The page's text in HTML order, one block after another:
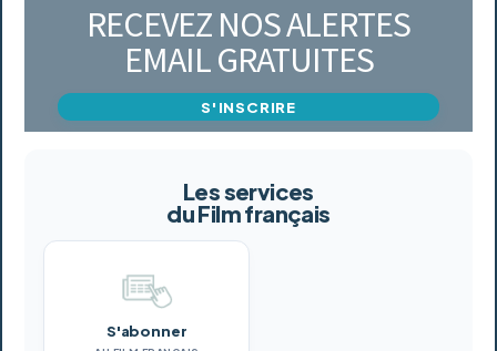
RECEVEZ NOS ALERTES
EMAIL GRATUITES
S'INSCRIRE
Les services
du Film français
S'abonner